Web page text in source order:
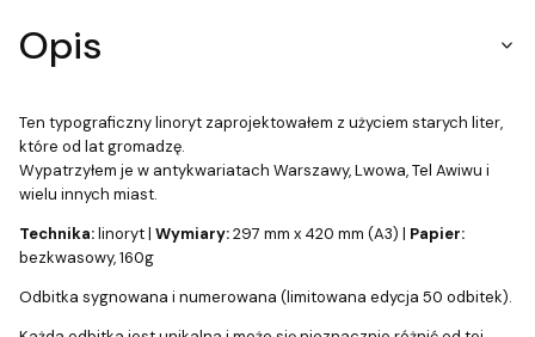
Opis
Ten typograficzny linoryt zaprojektowałem z użyciem starych liter,
które od lat gromadzę.
Wypatrzyłem je w antykwariatach Warszawy, Lwowa, Tel Awiwu i
wielu innych miast.
Technika:linoryt | Wymiary:297 mm x 420 mm (A3) | Papier:
bezkwasowy, 160g
Odbitka sygnowana i numerowana (limitowana edycja 50 odbitek).